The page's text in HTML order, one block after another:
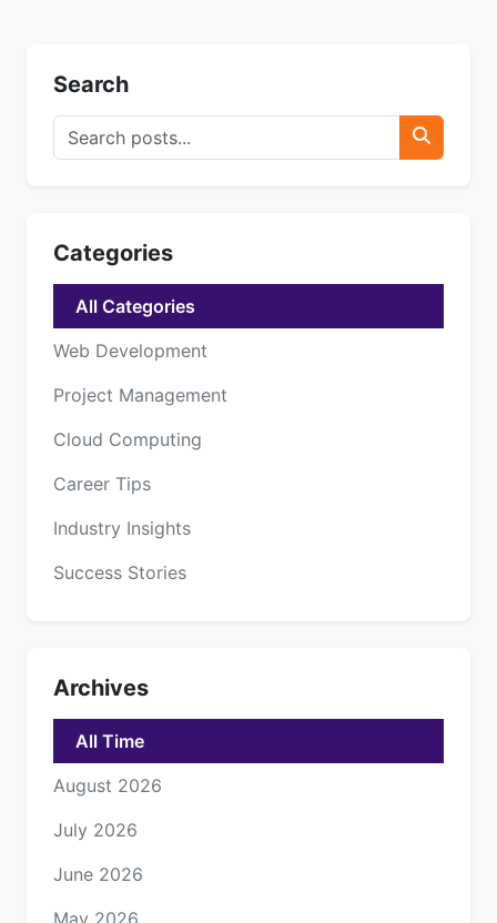
Search
Categories
All Categories
Web Development
Project Management
Cloud Computing
Career Tips
Industry Insights
Success Stories
Archives
All Time
August 2026
July 2026
June 2026
May 2026